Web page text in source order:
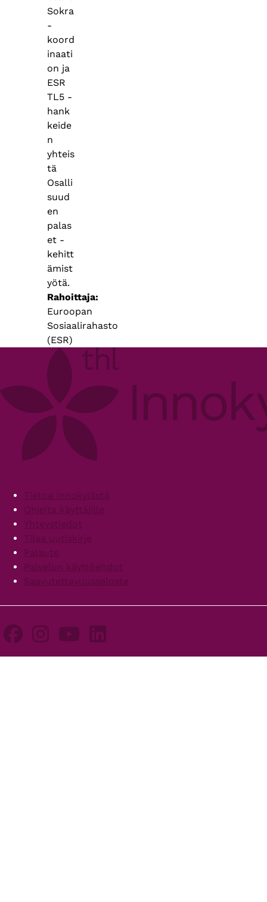
Sokra
-
koord
inaati
on ja
ESR
TL5 -
hank
keide
n
yhteis
tä
Osalli
suud
en
palas
et -
kehitt
ämist
yötä.
Rahoittaja
Euroopan
Sosiaalirahasto
(ESR)
FooterTietoa Innokylästä
Ohjeita käyttäjille
Yhteystiedot
Tilaa uutiskirje
Palaute
Palvelun käyttöehdot
Saavutettavuusseloste